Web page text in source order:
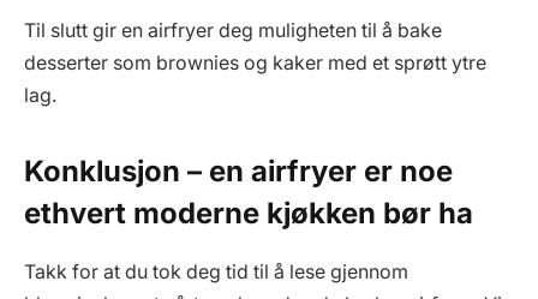
Til slutt gir en airfryer deg muligheten til å bake
desserter som brownies og kaker med et sprøtt ytre
lag.
Konklusjon – en airfryer er noe
ethvert moderne kjøkken bør ha
Takk for at du tok deg tid til å lese gjennom